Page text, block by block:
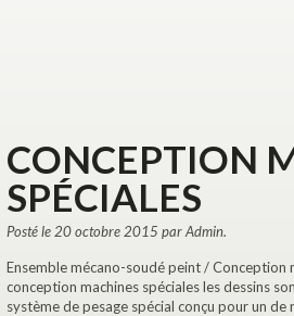
CONCEPTION
SPÉCIALES
Posté le 20 octobre 2015 par Admin.
Ensemble mécano-soudé peint / Conception
conception machines spéciales les dessins
système de pesage spécial conçu pour un